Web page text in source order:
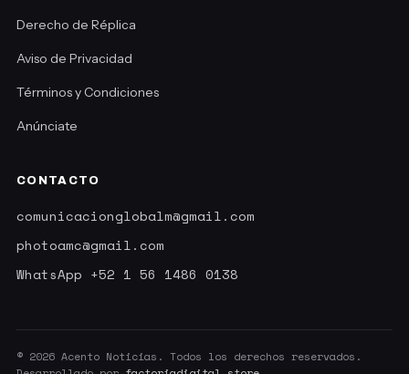
Derecho de Réplica
Aviso de Privacidad
Términos y Condiciones
Anúnciate
CONTACTO
comunicacionglobalm@gmail.com
photoamc@gmail.com
WhatsApp +52 1 56 1486 0138
© 2026 Acento Noticias. Todos los derechos reservados.